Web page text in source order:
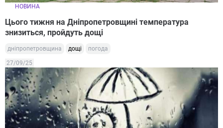
НОВИНА
Цього тижня на Дніпропетровщині температура
знизиться, пройдуть дощі
дніпропетровщина дощі погода
27/09/25